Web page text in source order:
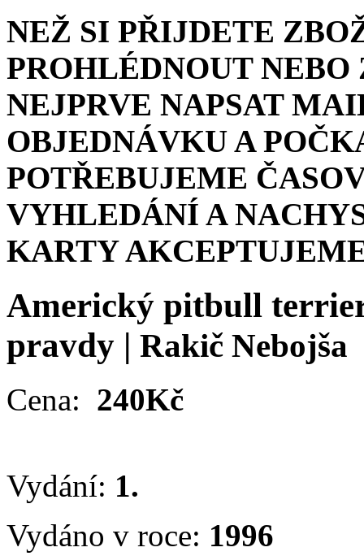
NEŽ SI PŘIJDETE
PROHLÉDNOUT
NEJPRVE NAPSAT
OBJEDNÁVKU A
POTŘEBUJEME
VYHLEDÁNÍ A
KARTY
Americký pitbull
pravdy | Rakič Nebojša
Cena: 240Kč
Vydání: 1.
Vydáno v roce: 1996